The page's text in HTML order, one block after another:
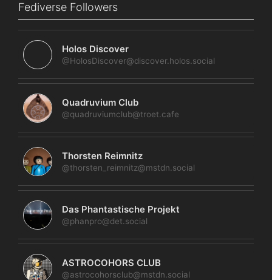
Fediverse Followers
Holos Discover
@HolosDiscover@discover.holos.social
Quadruvium Club
@quadruviumclub@troet.cafe
Thorsten Reimnitz
@thorsten_reimnitz@mstdn.social
Das Phantastische Projekt
@phanpro@det.social
ASTROCOHORS CLUB
@astrocohorsclub@mstdn.social